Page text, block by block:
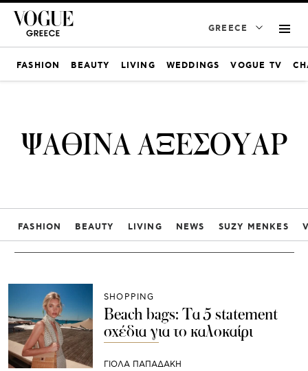
GREECE
FASHION BEAUTY LIVING WEDDINGS VOGUE TV
ΨΑΘΙΝΑ ΑΞΕΣΟΥΑΡ
FASHION BEAUTY LIVING NEWS SUZY MENKES
SHOPPING
Beach bags: Τα 5 statement
σχέδια για το καλοκαίρι
ΓΙΌΛΑ ΠΑΠΑΔΆΚΗ